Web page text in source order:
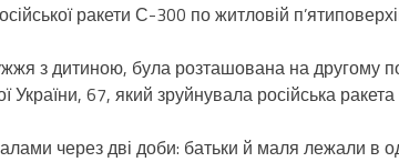
ракети С-300 по житловій
з дитиною, була розташована на другому
України, 67, який зруйнувала російська
через дві доби: батьки й маля лежали в